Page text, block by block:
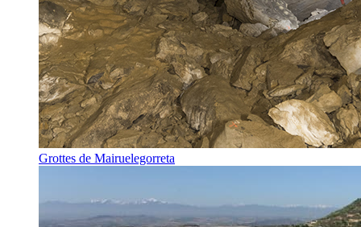
Grottes de Mairuelegorreta